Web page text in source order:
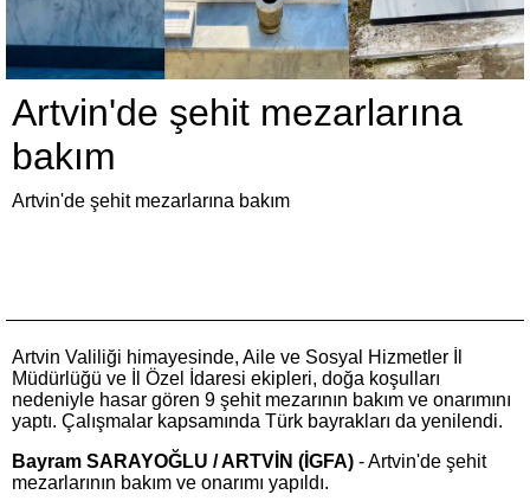
Artvin'de şehit mezarlarına
bakım
Artvin'de şehit mezarlarına bakım
Artvin Valiliği himayesinde, Aile ve Sosyal Hizmetler İl
Müdürlüğü ve İl Özel İdaresi ekipleri, doğa koşulları
nedeniyle hasar gören 9 şehit mezarının bakım ve onarımını
yaptı. Çalışmalar kapsamında Türk bayrakları da yenilendi.
Bayram SARAYOĞLU / ARTVİN (İGFA) - Artvin'de şehit
mezarlarının bakım ve onarımı yapıldı.